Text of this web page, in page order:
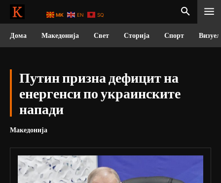
Дома Македонија Свет Сторија Спорт
Путин призна дефицит на
енергенси по украинските
напади
Македонија
MK EN SQ